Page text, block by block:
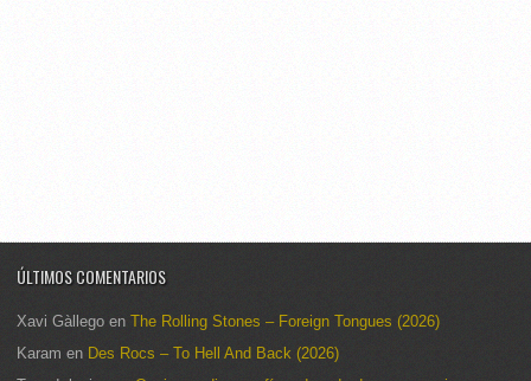
ÚLTIMOS COMENTARIOS
Xavi Gàllego en The Rolling Stones – Foreign Tongues (2026)
Karam en Des Rocs – To Hell And Back (2026)